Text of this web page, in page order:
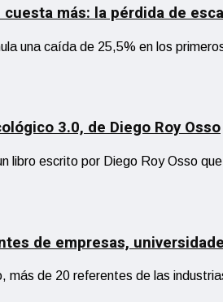
más: la pérdida de
una caída de 25,5% en los
3.0, de Diego Roy Osso
libro escrito por Diego Roy Osso
de empresas,
más de 20 referentes de las